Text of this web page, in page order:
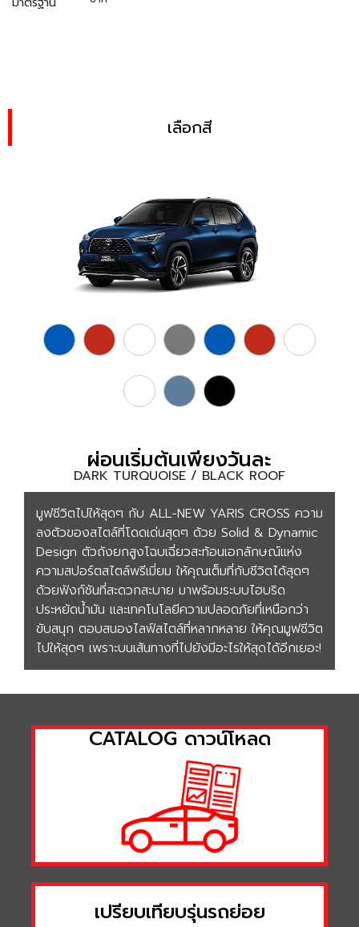
เลือกสี
DARK TURQUOISE / BLACK ROOF
ผ่อนเริ่มต้นเพียงวันละ
มูฟชีวิตไปให้สุดๆ กับ ALL-NEW YARIS CROSS ความ
ลงตัวของสไตล์ที่โดดเด่นสุดๆ ด้วย Solid & Dynamic
Design ตัวถังยกสูงโฉบเฉี่ยวสะท้อนเอกลักษณ์แห่ง
ความสปอร์ตสไตล์พรีเมี่ยม ให้คุณเต็มที่กับชีวิตได้สุดๆ
ด้วยฟังก์ชันที่สะดวกสะบาย มาพร้อมระบบไฮบริด
ประหยัดน้ำมัน และเทคโนโลยีความปลอดภัยที่เหนือกว่า
ขับสนุก ตอบสนองไลฟ์สไตล์ที่หลากหลาย ให้คุณมูฟชีวิต
ไปให้สุดๆ เพราะบนเส้นทางที่ไปยังมีอะไรให้สุดได้อีกเยอะ!
CATALOG ดาวน์โหลด
เปรียบเทียบรุ่นรถย่อย